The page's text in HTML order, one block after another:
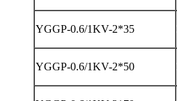
YGGP-0.6/1KV-2*35
YGGP-0.6/1KV-2*50